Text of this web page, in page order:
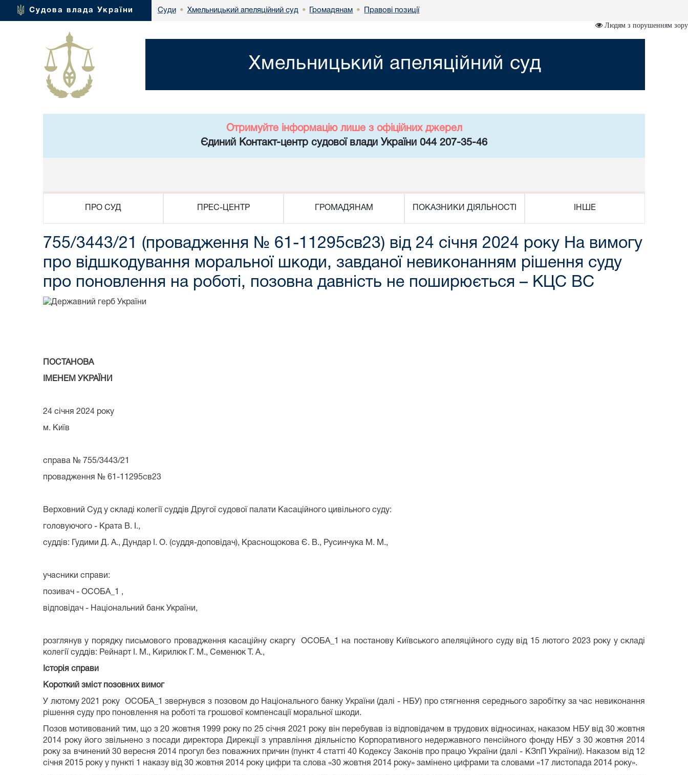
Судова влада України Суди • Хмельницький апеляційний суд • Громадянам • Правові позиції
Людям з порушенням зору
Хмельницький апеляційний суд
Отримуйте інформацію лише з офіційних джерел
Єдиний Контакт-центр судової влади України 044 207-35-46
ПРО СУД ПРЕС-ЦЕНТР ГРОМАДЯНАМ ПОКАЗНИКИ ДІЯЛЬНОСТІ ІНШЕ
755/3443/21 (провадження № 61-11295св23) від 24 січня 2024 року На вимогу
про відшкодування моральної шкоди, завданої невиконанням рішення суду
про поновлення на роботі, позовна давність не поширюється – КЦС ВС
ПОСТАНОВА
ІМЕНЕМ УКРАЇНИ
24 січня 2024 року
м. Київ
справа № 755/3443/21
провадження № 61-11295св23
Верховний Суд у складі колегії суддів Другої судової палати Касаційного цивільного суду:
головуючого - Крата В. І.,
суддів: Гудими Д. А., Дундар І. О. (суддя-доповідач), Краснощокова Є. В., Русинчука М. М.,
учасники справи:
позивач - ОСОБА_1 ,
відповідач - Національний банк України,
розглянув у порядку письмового провадження касаційну скаргу ОСОБА_1 на постанову Київського апеляційного суду від 15 лютого 2023 року у складі
колегії суддів: Рейнарт І. М., Кирилюк Г. М., Семенюк Т. А.,
Історія справи
Короткий зміст позовних вимог
У лютому 2021 року ОСОБА_1 звернувся з позовом до Національного банку України (далі - НБУ) про стягнення середнього заробітку за час невиконання
рішення суду про поновлення на роботі та грошової компенсації моральної шкоди.
Позов мотивований тим, що з 20 жовтня 1999 року по 25 січня 2021 року він перебував із відповідачем в трудових відносинах, наказом НБУ від 30 жовтня
2014 року його звільнено з посади директора Дирекції з управління діяльністю Корпоративного недержавного пенсійного фонду НБУ з 30 жовтня 2014
року за вчинений 30 вересня 2014 прогул без поважних причин (пункт 4 статті 40 Кодексу Законів про працю України (далі - КЗпП України)). Наказом від 12
січня 2015 року у пункті 1 наказу від 30 жовтня 2014 року цифри та слова «30 жовтня 2014 року» замінено цифрами та словами «17 листопада 2014 року».